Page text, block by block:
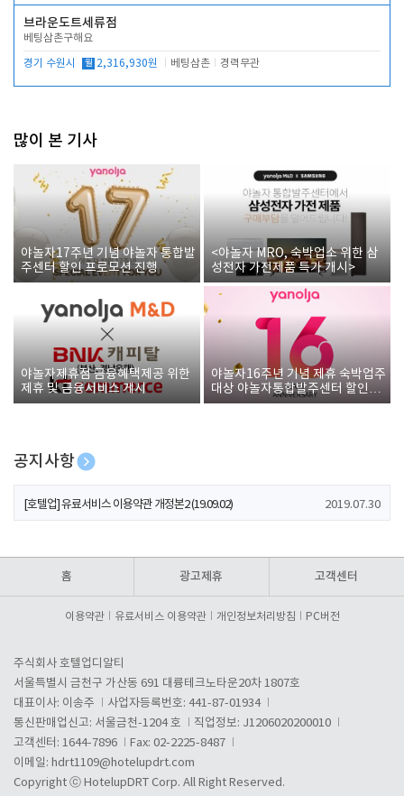
브라운도트세류점
베팅삼촌구해요
경기 수원시 월 2,316,930원 베팅삼촌 경력무관
많이 본 기사
야놀자17주년 기념 야놀자 통합발
주센터 할인 프로모션 진행
<야놀자 MRO, 숙박업소 위한 삼
성전자 가전제품 특가 개시>
야놀자제휴점 금융혜택제공 위한
제휴 및 금융서비스 게시
야놀자16주년 기념 제휴 숙박업주
대상 야놀자통합발주센터 할인쿠
폰 증정
공지사항
[호텔업] 개인정보 처리방침 개정본1 (19.09.02)
[호텔업] 유료서비스 이용약관 개정본2 (19.09.02) 2019.07.30
홈 광고제휴 고객센터
이용약관 유료서비스 이용약관 개인정보처리방침 PC버전
주식회사 호텔업디알티
서울특별시 금천구 가산동 691 대륭테크노타운20차 1807호
대표이사: 이송주
사업자등록번호: 441-87-01934
통신판매업신고: 서울금천-1204 호
직업정보: J1206020200010
고객센터: 1644-7896
Fax: 02-2225-8487
이메일: hdrt1109@hotelupdrt.com
Copyright ⓒ HotelupDRT Corp. All Right Reserved.